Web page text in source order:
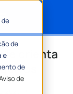
de
de
e
de
de
orienta